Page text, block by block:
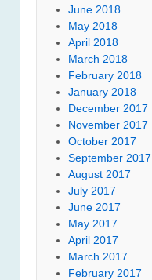
June 2018
May 2018
April 2018
March 2018
February 2018
January 2018
December 2017
November 2017
October 2017
September 2017
August 2017
July 2017
June 2017
May 2017
April 2017
March 2017
February 2017